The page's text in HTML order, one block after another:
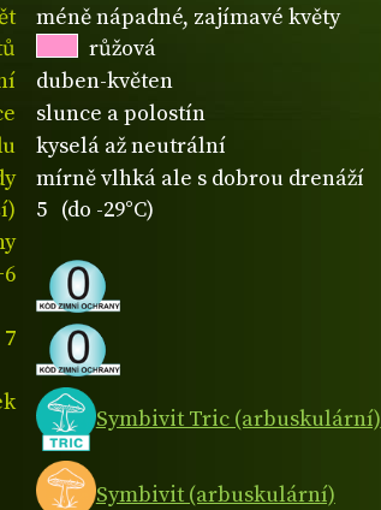
méně nápadné, zajímavé květy
růžová
duben-květen
slunce a polostín
kyselá až neutrální
mírně vlhká ale s dobrou drenáží
5 (do -29°C)
Symbivit Tric (arbuskulární)
Symbivit (arbuskulární)